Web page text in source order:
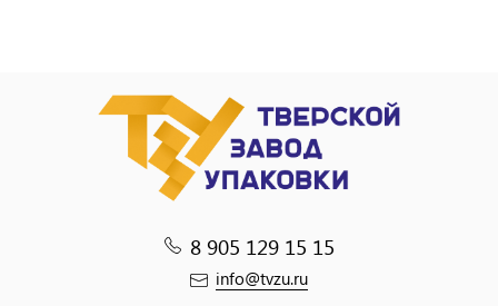
8 905 129 15 15
info@tvzu.ru